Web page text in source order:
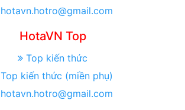
hotavn.hotro@gmail.com
HotaVN Top
Top kiến thức
Top kiến thức (miền phụ)
hotavn.hotro@gmail.com